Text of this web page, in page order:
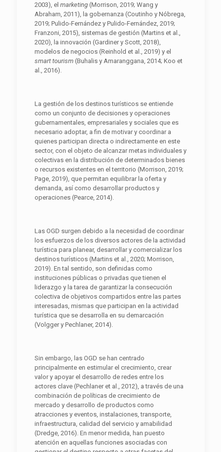
2003), el marketing (Morrison, 2019; Wang y
Abraham, 2011), la gobernanza (Coutinho y Nóbrega,
2019; Pulido-Fernández y Pulido-Fernández, 2019;
Franzoni, 2015), sistemas de gestión (Martins et al.,
2020), la innovación (Gardiner y Scott, 2018),
modelos de negocios (Reinhold et al., 2019) y el
smart tourism (Buhalis y Amaranggana, 2014; Koo et
al., 2016).
La gestión de los destinos turísticos se entiende
como un conjunto de decisiones y operaciones
gubernamentales, empresariales y sociales que es
necesario adoptar, a fin de motivar y coordinar a
quienes participan directa o indirectamente en este
sector, con el objeto de alcanzar metas individuales y
colectivas en la distribución de determinados bienes
o recursos existentes en el territorio (Morrison, 2019;
Page, 2019), que permitan equilibrar la oferta y
demanda, así como desarrollar productos y
operaciones (Pearce, 2014).
Las OGD surgen debido a la necesidad de coordinar
los esfuerzos de los diversos actores de la actividad
turística para planear, desarrollar y comercializar los
destinos turísticos (Martins et al., 2020; Morrison,
2019). En tal sentido, son definidas como
instituciones públicas o privadas que tienen el
liderazgo y la tarea de garantizar la consecución
colectiva de objetivos compartidos entre las partes
interesadas, mismas que participan en la actividad
turística que se desarrolla en su demarcación
(Volgger y Pechlaner, 2014).
Sin embargo, las OGD se han centrado
principalmente en estimular el crecimiento, crear
valor y apoyar el desarrollo de redes entre los
actores clave (Pechlaner et al., 2012), a través de una
combinación de políticas de crecimiento de
mercado y desarrollo de productos como
atracciones y eventos, instalaciones, transporte,
infraestructura, calidad del servicio y amabilidad
(Dredge, 2016). En menor medida, han puesto
atención en aquellas funciones asociadas con